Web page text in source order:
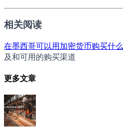
相关阅读
在墨西哥可以用加密货币购买什么
及和可用的购买渠道
更多文章